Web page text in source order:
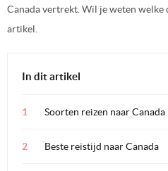
Canada vertrekt. Wil je weten welke
artikel.
In dit artikel
Soorten reizen naar Canada
Beste reistijd naar Canada